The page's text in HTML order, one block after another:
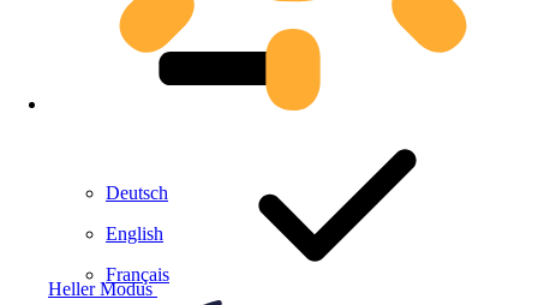
Heller Modus
Deutsch
English
Français